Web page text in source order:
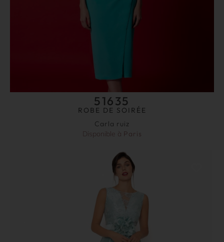
51635
ROBE DE SOIRÉE
Carla ruiz
Disponible à Paris